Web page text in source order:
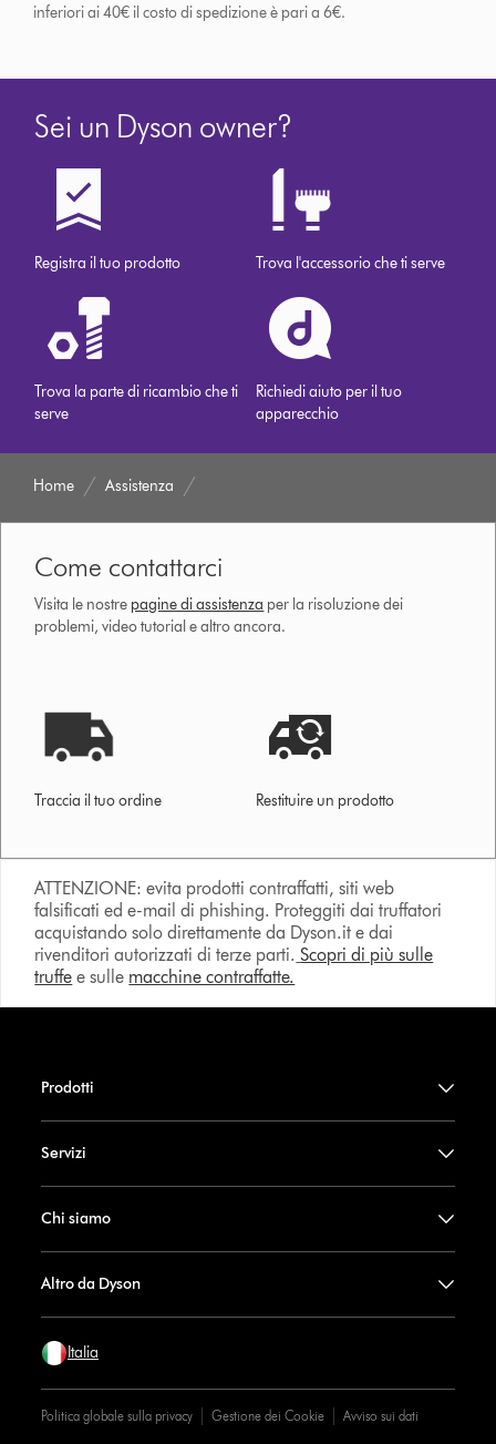
inferiori ai 40€ il costo di spedizione è pari a 6€.
Sei un Dyson owner?
Registra il tuo prodotto Trova l'accessorio che ti serve
Trova la parte di ricambio che ti
serve
Richiedi aiuto per il tuo
apparecchio
Home Assistenza
Come contattarci
Visita le nostre pagine di assistenza per la risoluzione dei
problemi, video tutorial e altro ancora.
Traccia il tuo ordine Restituire un prodotto
ATTENZIONE: evita prodotti contraffatti, siti web
falsificati ed e-mail di phishing. Proteggiti dai truffatori
acquistando solo direttamente da Dyson.it e dai
rivenditori autorizzati di terze parti. Scopri di più sulle
truffe e sulle macchine contraffatte.
Prodotti
Servizi
Chi siamo
Altro da Dyson
Italia
Politica globale sulla privacy Gestione dei Cookie Avviso sui dati